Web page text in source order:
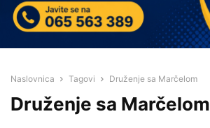
Naslovnica Tagovi Druženje sa Marčelom
Druženje sa Marčelom